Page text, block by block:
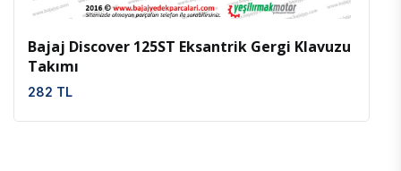
Bajaj Discover 125ST Eksantrik Gergi Klavuzu
Takımı
282 TL